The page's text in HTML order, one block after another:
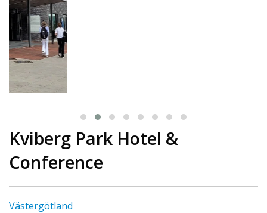
Kviberg Park Hotel &
Conference
Västergötland